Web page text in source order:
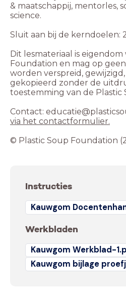
& maatschappij, mentorles,
science.
Sluit aan bij de kerndoelen:
Dit lesmateriaal is
Foundation en mag op
worden verspreid,
gekopieerd zonder de
toestemming van de Plastic
Contact:
via het contactformulier.
©️ Plastic Soup Foundation
Instructies
Kauwgom
Werkbladen
Kauwgom Werkblad-
Kauwgom bijlage